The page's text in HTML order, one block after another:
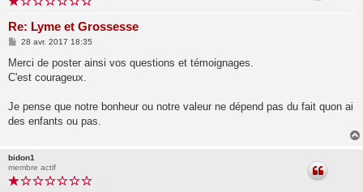
Re: Lyme et Grossesse
M
s
a
28 avr. 2017 18:35
Merci de poster ainsi vos questions et témoignages.
C'est courageux.
Je pense que notre bonheur ou notre valeur ne dépend pas du fait quon ai
des enfants ou pas.
bidon1
membre actif